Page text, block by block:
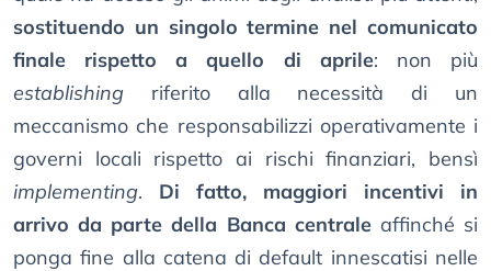
sostituendo un singolo termine nel comunicato
finale rispetto a quello di aprile: non più
establishing riferito alla necessità di un
meccanismo che responsabilizzi operativamente i
governi locali rispetto ai rischi finanziari, bensì
implementing. Di fatto, maggiori incentivi in
arrivo da parte della Banca centraleaffinché si
ponga fine alla catena di default innescatisi nelle